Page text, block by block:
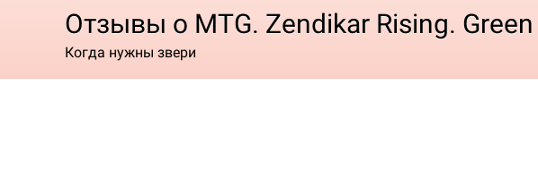
Отзывы о MTG. Zendikar Rising.
Когда нужны звери